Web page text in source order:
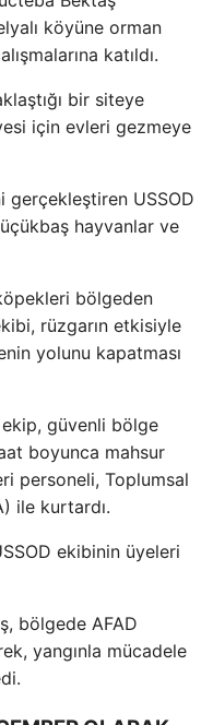
ı köyüne orman
ışmalarına katıldı.
ştığı bir siteye
için evleri gezmeye
gerçekleştiren USSOD
üçükbaş hayvanlar ve
öpekleri bölgeden
rüzgarın etkisiyle
yolunu kapatması
ekip, güvenli bölge
boyunca mahsur
personeli, Toplumsal
ile kurtardı.
ekibinin üyeleri
ş, bölgede AFAD
yangınla mücadele